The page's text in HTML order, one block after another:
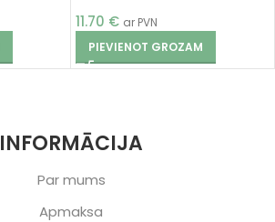
11.70 € ar PVN
PIEVIENOT GROZAM
INFORMĀCIJA
Par mums
Apmaksa